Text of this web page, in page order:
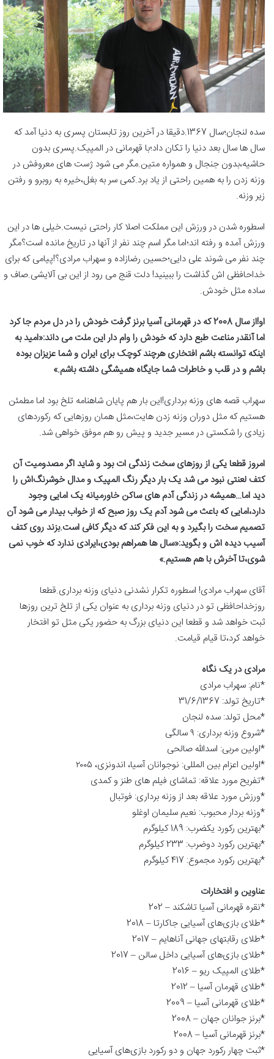
سده لنجان؛سال 1367.دقیقا در آخرین روز تابستان پسری به دنیا آمد که
سال ها سال بعد دنیا را تکان داد؛با قهرمانی در المپیک.پسری بدون
حاشیه،بدون جنجال و همواره متین.مگر می شود ژست های معروفش در
وزنه زدن را به همین راحتی از یاد برد.کمی سر به بغل،خیره به روبرو و رفتن
زیر وزنه.
اسطوره شدن در ورزش این مملکت اصلا کار راحتی نیست.خیلی ها در این
ورزش آمده و رفته اند؛اما مگر اسم چند نفر از آنها در تاریخ مانده است؟مگر
چند نفر می شوند علی دایی؛حسین رضازاده و سهراب مرادی؟!پیامی که برای
خداحافظی اش گذاشت را ببینید! دلت قنج می رود از این بی آلایشی.صاف و
ساده مثل خودش.
او!از سال 2008 که در قهرمانی آسیا برنز گرفت خودش را در دل مردم جا کرد
اما آنقدر مناعت طبع دارد که خودش را وام دار این ملت می داند:«امید به
اینکه توانسته باشم افتخاری هرچند کوچک برای ایران و شما عزیزان بوده
باشم و در قلب و خاطرات شما جایگاه همیشگی داشته باشم.»
سهراب قصه های وزنه برداری!این بار هم پایان شاهنامه تلخ بود اما مطمئن
هستیم که مثل دوران وزنه زدن هایت،مثل همان روزهایی که رکوردهای
زیادی را شکستی در مسیر جدید و پیش رو هم موفق خواهی شد.
امروز قطعا یکی از روزهای سخت زندگی ات بود و شاید اگر مصدومیت آن
کتف لعنتی نبود می شد یک بار دیگر رنگ المپیک و مدال خوشرنگ‌اش را
دید اما…همیشه در زندگی آدم های ساکن خاورمیانه یک امایی وجود
دارد،امایی که باعث می شود آدم یک روز صبح که از خواب بیدار می شود آن
تصمیم سخت را بگیرد و به این فکر کند که دیگر کافی است.بزند روی کتف
آسیب دیده اش و بگوید:«سال ها همراهم بودی،ایرادی ندارد که خوب نمی
شوی،تا آخرش با هم هستیم.»
آقای سهراب مرادی! اسطوره تکرار نشدنی دنیای وزنه برداری.قطعا
روزخداحافظی تو در دنیای وزنه برداری به عنوان یکی از تلخ ترین روزها
ثبت خواهد شد و قطعا این دنیای بزرگ به حضور یکی مثل تو افتخار
خواهد کرد،تا قیام قیامت.
مرادی در یک نگاه
*نام: سهراب مرادی
*تاریخ تولد: 31/6/1367
*محل تولد: سده لنجان
*شروع وزنه برداری: ۹ سالگی
*اولین مربی: اسدالله صالحی
*اولین اعزام بین المللی: نوجوانان آسیا، اندونزی، ۲۰۰۵
*تفریح مورد علاقه: تماشای فیلم های طنز و کمدی
*ورزش مورد علاقه بعد از وزنه برداری: فوتبال
*وزنه بردار محبوب: نعیم سلیمان اوغلو
*بهترین رکورد یکضرب: 189 کیلوگرم
*بهترین رکورد دوضرب: 233 کیلوگرم
*بهترین رکورد مجموع: 417 کیلوگرم
عناوین و افتخارات
*نقره قهرمانی آسیا تاشکند – 202
*طلای بازی‌های آسیایی جاکارتا – 2018
*طلای رقابتهای جهانی آناهایم – 2017
*طلای بازی‌های آسیایی داخل سالن – 2017
*طلای المپیک ریو – 2016
*طلای قهرمان آسیا – 2012
*طلای قهرمانی آسیا – 2009
*برنز جوانان جهان – 2008
*برنز قهرمانی آسیا – 2008
*ثبت چهار رکورد جهان و دو رکورد بازی‌های آسیایی